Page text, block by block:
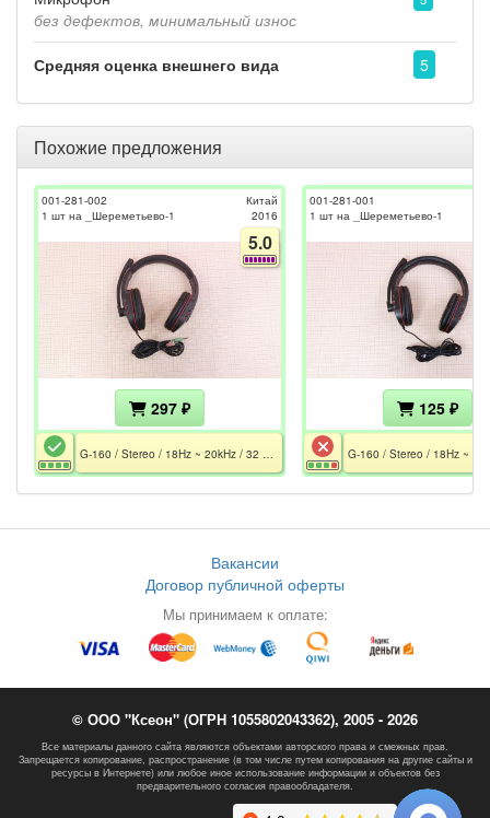
без дефектов, минимальный износ
Средняя оценка внешнего вида 5
Похожие предложения
001-281-002
1 шт на _Шереметьево-1
Китай
2016
5.0
297 ₽
G-160 / Stereo / 18Hz ~ 20kHz / 32 Ohm / Mic 20Hz ~ 16kHz / 2x MiniJack 3.5 / 2.5 m
001-281-001
1 шт на _Шереметьево-1
125 ₽
Вакансии
Договор публичной оферты
Мы принимаем к оплате:
© ООО "Ксеон" (ОГРН 1055802043362), 2005 - 2026
Все материалы данного сайта являются объектами авторского права и смежных прав.
Запрещается копирование, распространение (в том числе путем копирования на другие сайты и
ресурсы в Интернете) или любое иное использование информации и объектов без
предварительного согласия правообладателя.